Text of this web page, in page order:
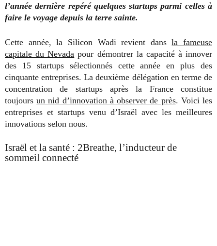
l’année dernière repéré quelques startups parmi celles à
faire le voyage depuis la terre sainte.
Cette année, la Silicon Wadi revient dansla fameuse
capitale du Nevada pour démontrer la capacité à innover
des 15 startups sélectionnés cette année en plus des
cinquante entreprises. La deuxième délégation en terme de
concentration de startups après la France constitue
toujoursun nid d’innovation à observer de près. Voici les
entreprises et startups venu d’Israël avec les meilleures
innovations selon nous.
Israël et la santé : 2Breathe, l’inducteur de
sommeil connecté